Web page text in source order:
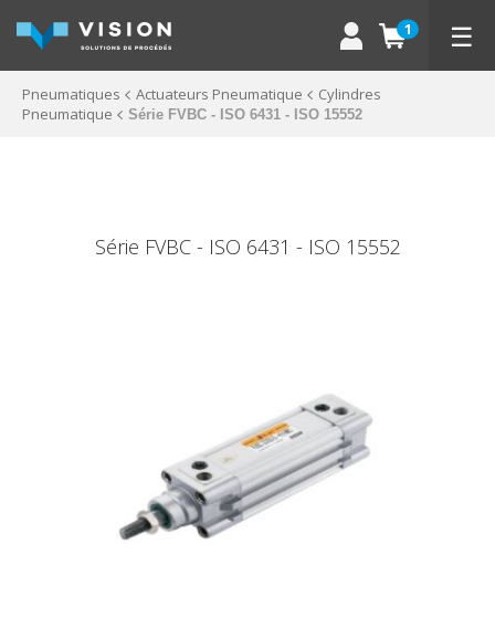
1 ☰
Pneumatiques Actuateurs Pneumatique
Cylindres
Pneumatique
Série FVBC - ISO 6431 - ISO 15552
Série FVBC - ISO 6431 - ISO 15552